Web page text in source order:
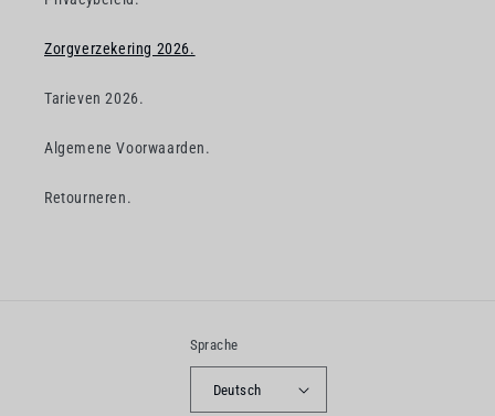
Zorgverzekering 2026.
Tarieven 2026.
Algemene Voorwaarden.
Retourneren.
Sprache
Deutsch